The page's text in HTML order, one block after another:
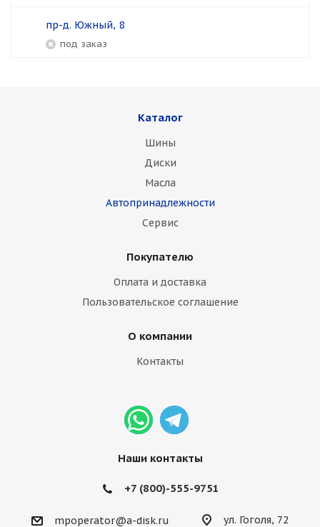
пр-д. Южный, 8
Под заказ
Каталог
Шины
Диски
Масла
Автопринадлежности
Сервис
Покупателю
Оплата и доставка
Пользовательское соглашение
О компании
Контакты
Наши контакты
+7 (800)-555-9751
mpoperator@a-disk.ru ул. Гоголя, 72